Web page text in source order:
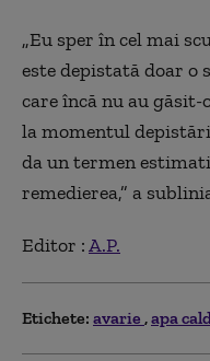
„Eu sper în cel mai
este depistată doar o
care încă nu au găsit-
la momentul
da un termen
remedierea,” a
Editor :A.P.
Etichete: avarie apa